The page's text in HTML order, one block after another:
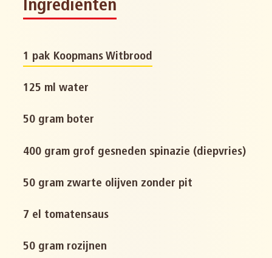
Ingrediënten
1 pak Koopmans Witbrood
125 ml water
50 gram boter
400 gram grof gesneden spinazie (diepvries)
50 gram zwarte olijven zonder pit
7 el tomatensaus
50 gram rozijnen